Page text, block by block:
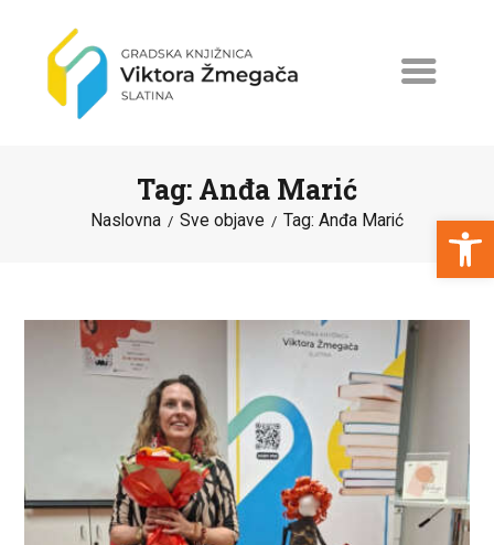
Open toolbar
Tag: Anđa Marić
Naslovna Sve objave Tag: Anđa Marić
NOVOSTI
ERASMUS+
PROGRAMI I PROJEKTI
KATALOG
O KNJIŽNICI
ZA KORISNIKE